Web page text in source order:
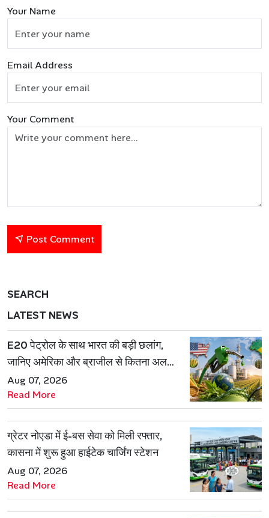
Your Name
Email Address
Your Comment
Post Comment
SEARCH
LATEST NEWS
E20 पेट्रोल के साथ भारत की बड़ी छलांग,
जानिए अमेरिका और ब्राजील से कितना अलग
है एथेनॉल मॉडल
Aug 07, 2026
Read More
ग्रेटर नोएडा में ई-बस सेवा को मिली रफ्तार,
कासना में शुरू हुआ हाईटेक चार्जिंग स्टेशन
Aug 07, 2026
Read More